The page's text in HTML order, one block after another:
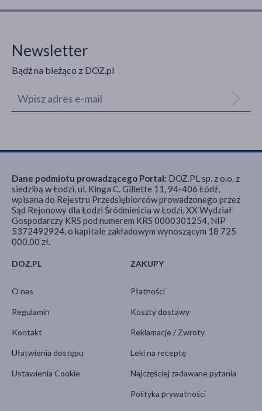
Newsletter
Bądź na bieżąco z DOZ.pl
DOZ.PL
O nas
Regulamin
Kontakt
Ułatwienia dostępu
Ustawienia Cookie
ZAKUPY
Płatności
Koszty dostawy
Reklamacje / Zwroty
Leki na receptę
Najczęściej zadawane pytania
Polityka prywatności
Dane podmiotu prowadzącego Portal: DOZ.PL sp. z o.o. z
siedzibą w Łodzi, ul. Kinga C. Gillette 11, 94-406 Łódź,
wpisana do Rejestru Przedsiębiorców prowadzonego przez
Sąd Rejonowy dla Łodzi Śródmieścia w Łodzi, XX Wydział
Gospodarczy KRS pod numerem KRS 0000301254, NIP
5372492924, o kapitale zakładowym wynoszącym 18 725
000,00 zł.